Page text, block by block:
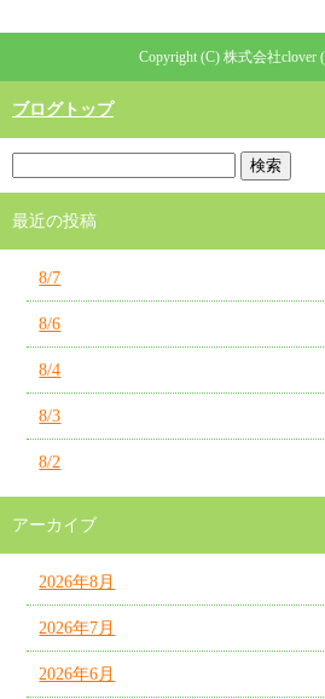
Copyright (C) 株式会社clover
ブログトップ
最近の投稿
8/7
8/6
8/4
8/3
8/2
アーカイブ
2026年8月
2026年7月
2026年6月